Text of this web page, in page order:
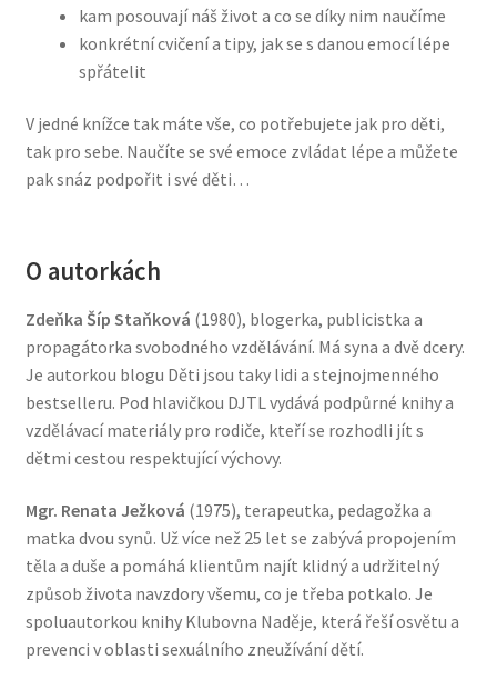
kam posouvají náš život a co se díky nim naučíme
konkrétní cvičení a tipy, jak se s danou emocí lépe
spřátelit
V jedné knížce tak máte vše, co potřebujete jak pro děti,
tak pro sebe. Naučíte se své emoce zvládat lépe a můžete
pak snáz podpořit i své děti…
O autorkách
Zdeňka Šíp Staňková (1980), blogerka, publicistka a
propagátorka svobodného vzdělávání. Má syna a dvě dcery.
Je autorkou blogu Děti jsou taky lidi a stejnojmenného
bestselleru. Pod hlavičkou DJTL vydává podpůrné knihy a
vzdělávací materiály pro rodiče, kteří se rozhodli jít s
dětmi cestou respektující výchovy.
Mgr. Renata Ježková (1975), terapeutka, pedagožka a
matka dvou synů. Už více než 25 let se zabývá propojením
těla a duše a pomáhá klientům najít klidný a udržitelný
způsob života navzdory všemu, co je třeba potkalo. Je
spoluautorkou knihy Klubovna Naděje, která řeší osvětu a
prevenci v oblasti sexuálního zneužívání dětí.